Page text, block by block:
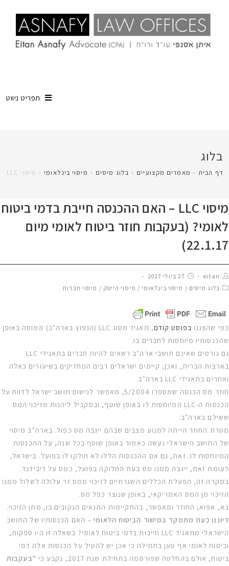
תפריט ניווט
בלוג
דף הבית» מאמרים מקצועיים » בלוג מיסים » מיסוי בינלאומי » מיסוי LLC – האם ההכנסה חייבת בדמי ביטוח לאומי? (בעקבות חוזר ביטוח לאומי מיום 22.1.17)
מיסוי LLC – האם ההכנסה חייבת בדמי ביטוח
לאומי? (בעקבות חוזר ביטוח לאומי מיום
22.1.17)
eitan
27 ביולי 2017
בלוג מיסים / מיסוי בינלאומי / מיסוי הייטק / מיסוי חברות
כפי שהצגנו בפוסט קודם
, תאגיד מסוג LLC (הנפוץ בארה"ב) ממוסה באופן
שהכנסותיו מיוחסות לחברים בו.
גם גורמים שאינם תושבי ארה"ב רשאים להיות חברים בתאגידי LLC
בארצות הברית, ואכן, קיימים ישראלים רבים המחזיקים בשיעורים כאלה
ואחרים בתאגידי LLC בארה"ב.
חוזר מס הכנסה שמספרו 5/2004, מאפשר לנישום תושב ישראל לדווח על
הכנסות ה-LLC המיוחסות לו באופן שוטף, ובמקביל ליהנות מזיכוי המס
ששילם בארה"ב.
מטרת החוזר הייתה למנוע מצבים שבהם ייגבה מס כפול. בארה"ב מיסוי
של התושב הישראלי נעשה כאמור באופן שוטף בכל שנה, על ההכנסות
המיוחסות לו. זאת, גם אם ההכנסות הללו לא חולקו לו בפועל. בישראל,
לעומת זאת, ייגבה ממנו מס בעת החלוקה בפועל, כמס על דיבידנד.
במקרה זה, הפעלת הכללים השגרתיים לזיכוי ממס זר עלולה לשלול ממנו
הזיכוי מן המס האמריקאי, באופן שנוצר כפל מס.
בא, אפוא, החוזר ומאפשר, בהתקיימות התנאים הנקובים בו, מתן הזיכוי.
דיוננו כעת מתמקד במישור הביטוח הלאומי– האם הכנסותיו של התושב
הישראלי מתאגיד LLC חייבות בדמי ביטוח לאומי? בשאלה זו היו ספקות,
וביטוח לאומי אף טען בתחילה כי אכן יש להטיל על הכנסות אלה דמי
ביטוח, אולם בהחלטה שפורסמה בתחילת שנת 2017, נקבע כי
"בעקבות